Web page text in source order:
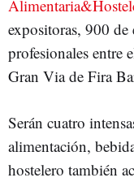
expositoras, 900 de
profesionales entre
Gran Via de Fira
Serán cuatro
alimentación,
hostelero también